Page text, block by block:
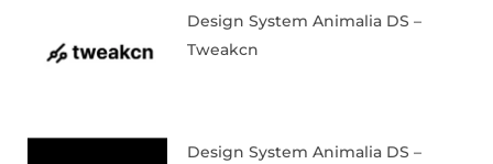
Design System Animalia DS –
Tweakcn
Design System Animalia DS –